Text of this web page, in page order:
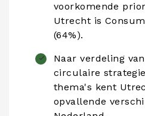
voorkomende
Utrecht is
(64%).
Naar verdeling
circulaire
thema's kent
opvallende